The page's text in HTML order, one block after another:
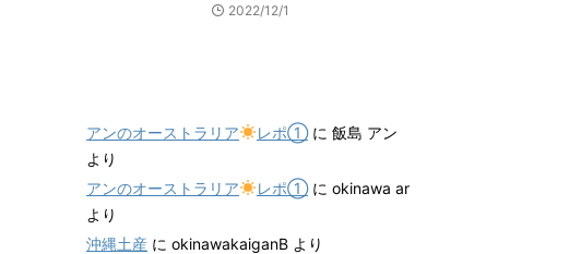
2022/12/1
アンのオーストラリア レポ①に 飯島 アン
より
アンのオーストラリア
レポ①に okinawa ar
より
沖縄土産 に okinawakaiganB より